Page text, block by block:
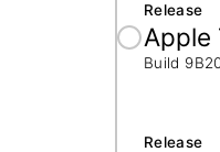
Release
Apple
Build
Release